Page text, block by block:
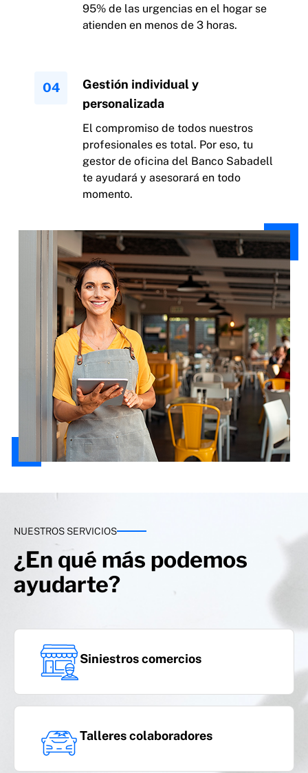
95% de las urgencias en el hogar se
atienden en menos de 3 horas.
Gestión individual y
personalizada
El compromiso de todos nuestros
profesionales es total. Por eso, tu
gestor de oficina del Banco Sabadell
te ayudará y asesorará en todo
momento.
NUESTROS SERVICIOS
¿En qué más podemos
ayudarte?
Siniestros comercios
Talleres colaboradores